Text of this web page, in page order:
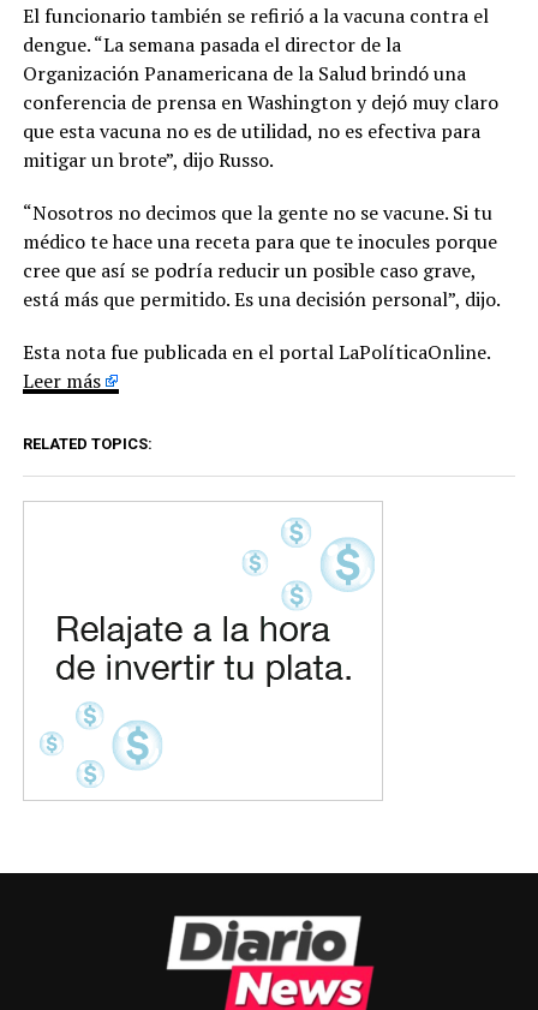
El funcionario también se refirió a la vacuna contra el
dengue. “La semana pasada el director de la
Organización Panamericana de la Salud brindó una
conferencia de prensa en Washington y dejó muy claro
que esta vacuna no es de utilidad, no es efectiva para
mitigar un brote”, dijo Russo.
“Nosotros no decimos que la gente no se vacune. Si tu
médico te hace una receta para que te inocules porque
cree que así se podría reducir un posible caso grave,
está más que permitido. Es una decisión personal”, dijo.
Esta nota fue publicada en el portal LaPolíticaOnline.
Leer más
RELATED TOPICS: